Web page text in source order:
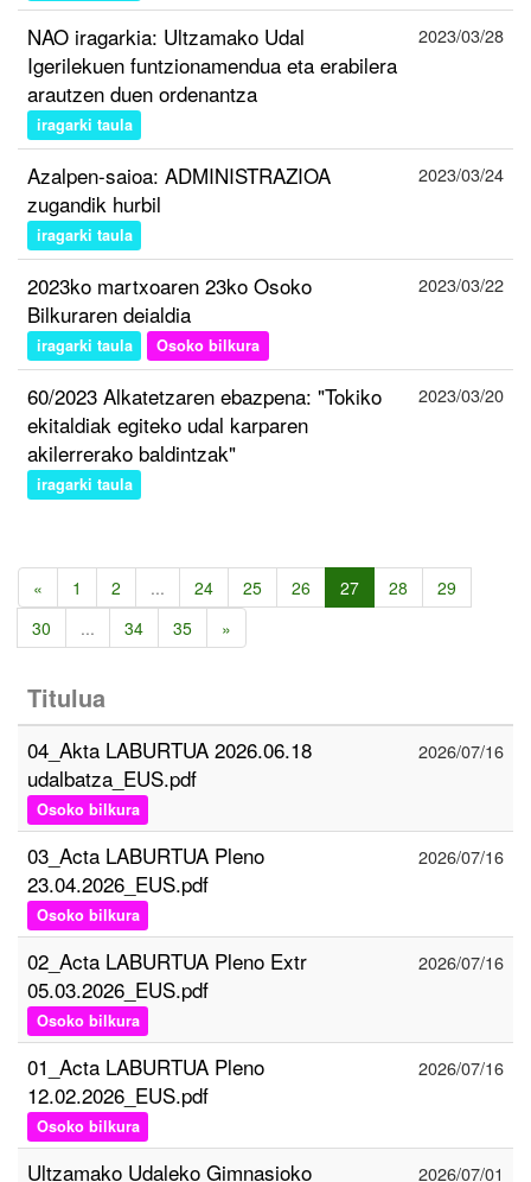
NAO iragarkia: Ultzamako Udal
Igerilekuen funtzionamendua eta erabilera
arautzen duen ordenantza
iragarki taula
2023/03/28
Azalpen-saioa: ADMINISTRAZIOA
zugandik hurbil
iragarki taula
2023/03/24
2023ko martxoaren 23ko Osoko
Bilkuraren deialdia
iragarki taula Osoko bilkura
2023/03/22
60/2023 Alkatetzaren ebazpena: "Tokiko
ekitaldiak egiteko udal karparen
akilerrerako baldintzak"
iragarki taula
2023/03/20
« 1 2 ... 24 25 26 27 28
29
30
... 34 35 »
Titulua
04_Akta LABURTUA 2026.06.18
udalbatza_EUS.pdf
Osoko bilkura
2026/07/16
03_Acta LABURTUA Pleno
23.04.2026_EUS.pdf
Osoko bilkura
2026/07/16
02_Acta LABURTUA Pleno Extr
05.03.2026_EUS.pdf
Osoko bilkura
2026/07/16
01_Acta LABURTUA Pleno
12.02.2026_EUS.pdf
Osoko bilkura
2026/07/16
Ultzamako Udaleko Gimnasioko 2026/07/01